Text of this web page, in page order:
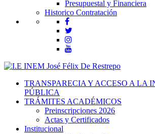
Presupuestal y Financiera
Historico Contratación
TRANSPARECIA Y ACCESO A LA
PÚBLICA
TRÁMITES ACADÉMICOS
Preinscripciones 2026
Actas y Certificados
Institucional